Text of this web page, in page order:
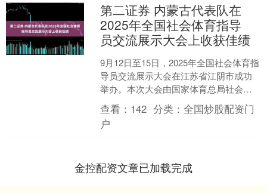
第二证券 内蒙古代表队在
2025年全国社会体育指导
员交流展示大会上收获佳绩
9月12日至15日，2025年全国社会体育指
导员交流展示大会在江苏省江阴市成功
举办。本次大会由国家体育总局社会体
育指导中心、中国社会体育指导员协会
及江苏省体育局....
查看： 142 分类：全国炒股配资门
户
金控配资文章已加载完成